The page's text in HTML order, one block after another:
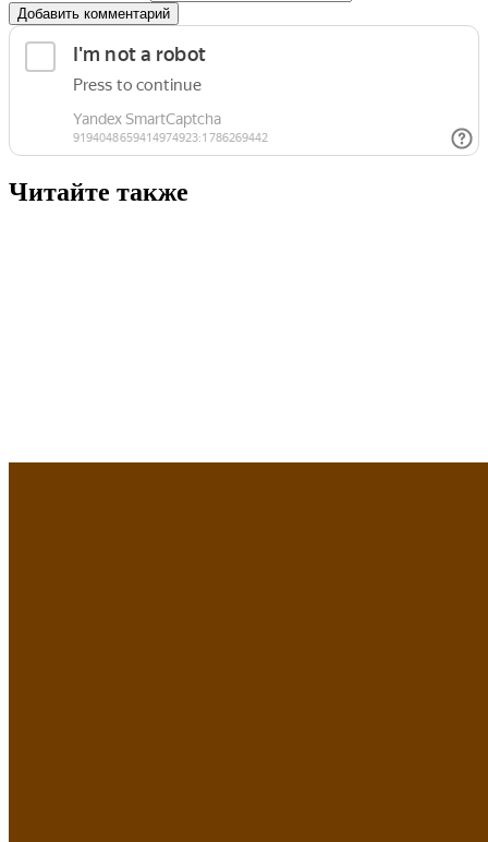
Добавить комментарий
Читайте также